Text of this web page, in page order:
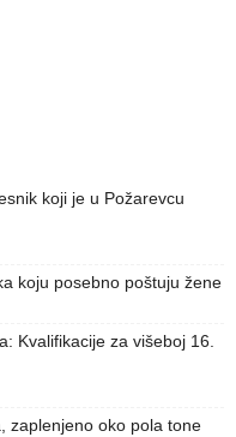
koji je u Požarevcu
koju posebno poštuju žene
Kvalifikacije za višeboj 16.
zaplenjeno oko pola tone